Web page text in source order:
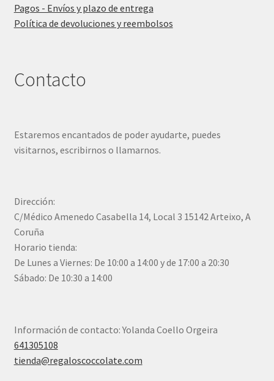
Pagos - Envíos y plazo de entrega
Política de devoluciones y reembolsos
Contacto
Estaremos encantados de poder ayudarte, puedes
visitarnos, escribirnos o llamarnos.
Dirección:
C/Médico Amenedo Casabella 14, Local 3 15142 Arteixo, A
Coruña
Horario tienda:
De Lunes a Viernes: De 10:00 a 14:00 y de 17:00 a 20:30
Sábado: De 10:30 a 14:00
Información de contacto: Yolanda Coello Orgeira
641305108
tienda@regaloscoccolate.com